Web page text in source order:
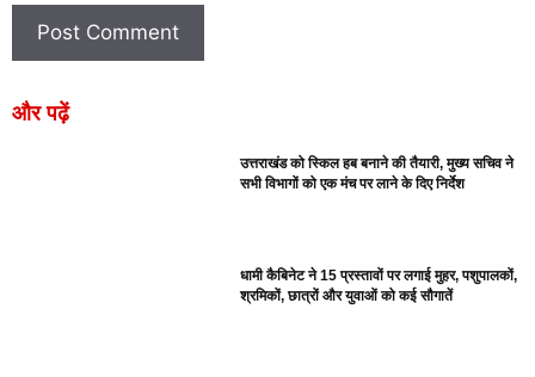
और पढ़ें
उत्तराखंड को स्किल हब बनाने की तैयारी, मुख्य सचिव ने
सभी विभागों को एक मंच पर लाने के दिए निर्देश
धामी कैबिनेट ने 15 प्रस्तावों पर लगाई मुहर, पशुपालकों,
श्रमिकों, छात्रों और युवाओं को कई सौगातें